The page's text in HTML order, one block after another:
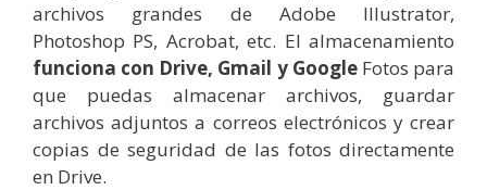
archivos grandes de Adobe Illustrator,
Photoshop PS, Acrobat, etc. El almacenamiento
funciona con Drive, Gmail y GoogleFotos para
que puedas almacenar archivos, guardar
archivos adjuntos a correos electrónicos y crear
copias de seguridad de las fotos directamente
en Drive.